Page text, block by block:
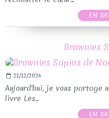
EN
Brownies
21/12/2024
Aujourd'hui, je vous partage
livre Les...
EN